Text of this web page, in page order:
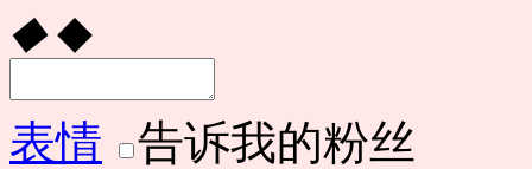
◆ ◆
表情 告诉我的粉丝